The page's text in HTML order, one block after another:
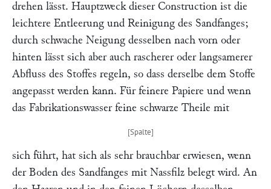
drehen lässt. Hauptzweck dieser Construction ist die
leichtere Entleerung und Reinigung des Sandfanges;
durch schwache Neigung desselben nach vorn oder
hinten lässt sich aber auch rascherer oder langsamerer
Abfluss des Stoffes regeln, so dass derselbe dem Stoffe
angepasst werden kann. Für feinere Papiere und wenn
das Fabrikationswasser feine schwarze Theile mit
sich führt, hat sich als sehr brauchbar erwiesen, wenn
der Boden des Sandfanges mit Nassfilz belegt wird. An